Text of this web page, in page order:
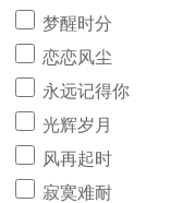
梦醒时分
恋恋风尘
永远记得你
光辉岁月
风再起时
寂寞难耐